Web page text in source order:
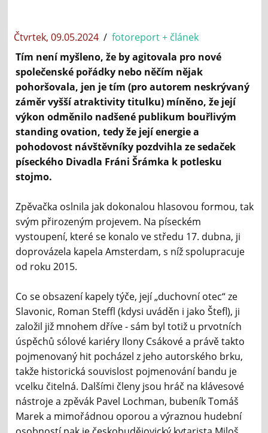
Čtvrtek, 09.05.2024 / fotoreport + článek
Tím není myšleno, že by agitovala pro nové
společenské pořádky nebo něčím nějak
pohoršovala, jen je tím (pro autorem neskrývaný
záměr vyšší atraktivity titulku) míněno, že její
výkon odměnilo nadšené publikum bouřlivým
standing ovation, tedy že její energie a
pohodovost návštěvníky pozdvihla ze sedaček
píseckého Divadla Fráni Šrámka k potlesku
stojmo.
Zpěvačka oslnila jak dokonalou hlasovou formou, tak
svým přirozeným projevem. Na píseckém
vystoupení, které se konalo ve středu 17. dubna, ji
doprovázela kapela Amsterdam, s níž spolupracuje
od roku 2015.
Co se obsazení kapely týče, její „duchovní otec“ ze
Slavonic, Roman Steffl (kdysi uváděn i jako Štefl), ji
založil již mnohem dříve - sám byl totiž u prvotních
úspěchů sólové kariéry Ilony Csákové a právě takto
pojmenovaný hit pocházel z jeho autorského brku,
takže historická souvislost pojmenování bandu je
vcelku čitelná. Dalšími členy jsou hráč na klávesové
nástroje a zpěvák Pavel Lochman, bubeník Tomáš
Marek a mimořádnou oporou a výraznou hudební